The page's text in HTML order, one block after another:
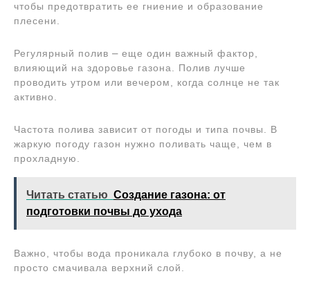
чтобы предотвратить ее гниение и образование
плесени.
Регулярный полив ⎼ еще один важный фактор,
влияющий на здоровье газона. Полив лучше
проводить утром или вечером, когда солнце не так
активно.
Частота полива зависит от погоды и типа почвы. В
жаркую погоду газон нужно поливать чаще, чем в
прохладную.
Читать статью Создание газона: от
подготовки почвы до ухода
Важно, чтобы вода проникала глубоко в почву, а не
просто смачивала верхний слой.